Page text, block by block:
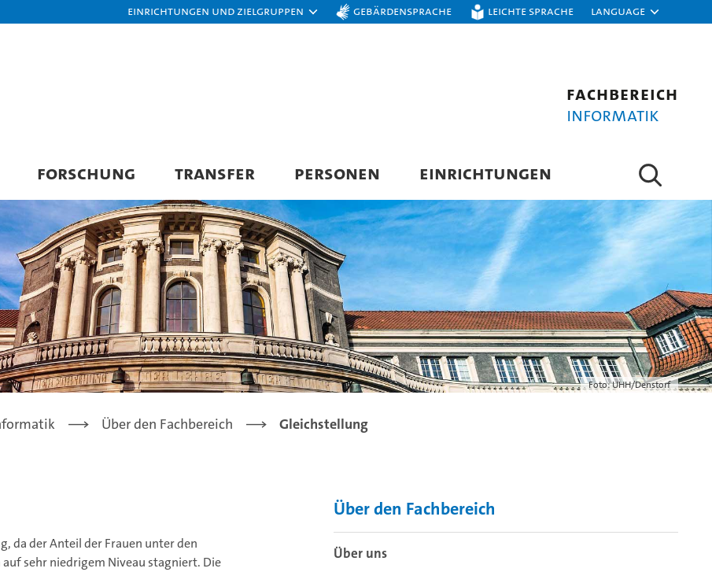
Einrichtungen und Zielgruppen Gebärdensprache Leichte Sprache Language
Fachbereich
Informatik
FORSCHUNG TRANSFER PERSONEN EINRICHTUNGEN
Foto: UHH/Denstorf
Über den Fachbereich Gleichstellung
da der Anteil der Frauen unter den
sehr niedrigem Niveau stagniert. Die
Über den Fachbereich
Über uns